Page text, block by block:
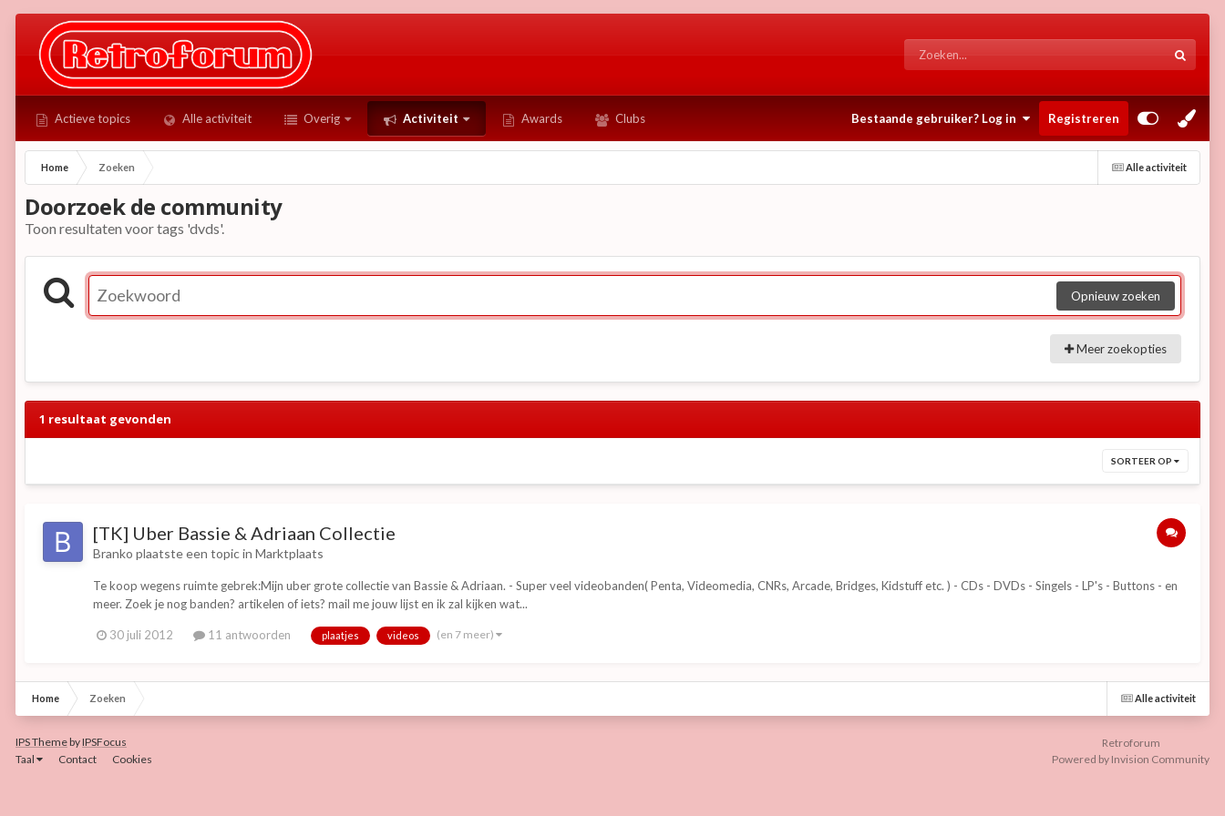
Actieve topics Alle activiteit Overig Activiteit Awards Clubs Bestaande gebruiker? Log in Registreren
Alle activiteit
Home Zoeken
Doorzoek de community
Toon resultaten voor tags 'dvds'.
Opnieuw zoeken
Meer zoekopties
1 resultaat gevonden
SORTEER OP
[TK] Uber Bassie & Adriaan Collectie
Branko plaatste een topic in Marktplaats
Te koop wegens ruimte gebrek:Mijn uber grote collectie van Bassie & Adriaan. - Super veel videobanden( Penta, Videomedia, CNRs, Arcade, Bridges, Kidstuff etc. ) - CDs - DVDs - Singels - LP's - Buttons - en
meer. Zoek je nog banden? artikelen of iets? mail me jouw lijst en ik zal kijken wat...
30 juli 2012 11 antwoorden plaatjes videos (en 7 meer)
Alle activiteit
Home Zoeken
IPS ThemebyIPSFocus
Taal
Contact Cookies
Retroforum
Powered by Invision Community